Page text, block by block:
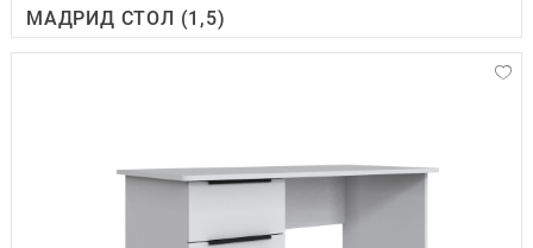
МАДРИД СТОЛ (1,5)